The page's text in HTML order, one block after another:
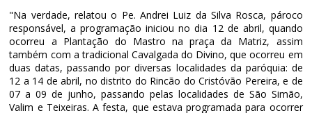
"Na verdade, relatou o Pe. Andrei Luiz da Silva Rosca, pároco
responsável, a programação iniciou no dia 12 de abril, quando
ocorreu a Plantação do Mastro na praça da Matriz, assim
também com a tradicional Cavalgada do Divino, que ocorreu em
duas datas, passando por diversas localidades da paróquia: de
12 a 14 de abril, no distrito do Rincão do Cristóvão Pereira, e de
07 a 09 de junho, passando pelas localidades de São Simão,
Valim e Teixeiras. A festa, que estava programada para ocorrer